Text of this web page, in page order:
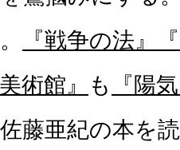
『戦争の法』
術館』 も
『陽
藤亜紀の本を